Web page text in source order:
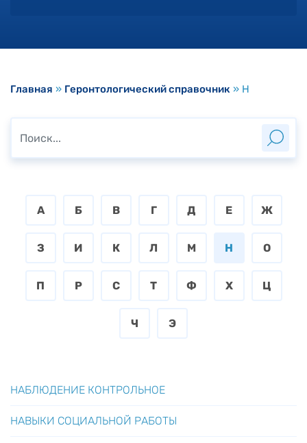
Главная » Геронтологический справочник » Н
А Б В Г Д Е Ж
З И К Л М Н О
П Р С Т Ф Х Ц
Ч Э
НАБЛЮДЕНИЕ КОНТРОЛЬНОЕ
НАВЫКИ СОЦИАЛЬНОЙ РАБОТЫ